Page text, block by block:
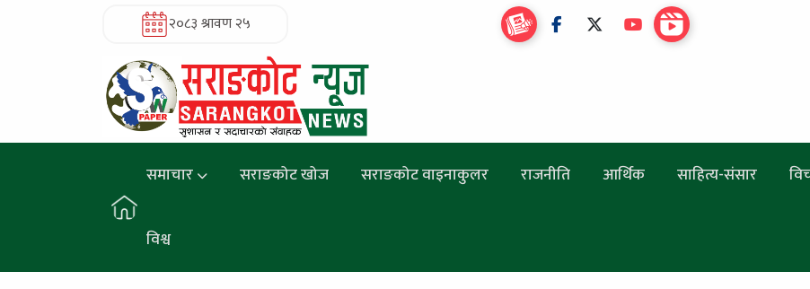
२०८३ श्रावण २५
समाचार सराङकोट खोज सराङकोट वाइनाकुलर राजनीति आर्थिक साहित्य-संसार
विश्व